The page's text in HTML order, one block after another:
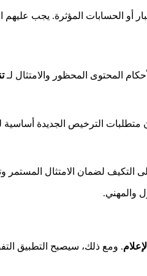
أو الحسابات المؤثرة. يجب عليهم
المحتوى المحظور والامتثال لـ
الترخيص الجديدة أساسية
التكيف لضمان الامتثال المستمر
والمهني.
. ومع ذلك، سيصبح التطبيق